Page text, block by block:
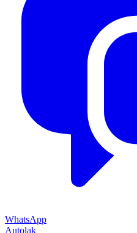
WhatsApp
Autolak